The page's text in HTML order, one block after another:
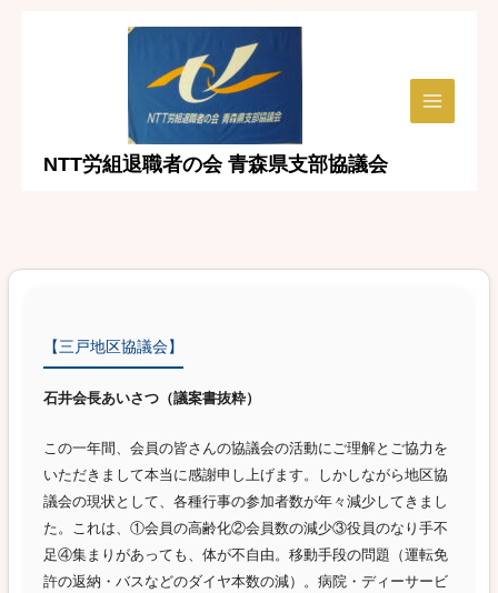
NTT労組退職者の会 青森県支部協議会
Main
【三戸地区協議会】
石井会長あいさつ（議案書抜粋）
この一年間、会員の皆さんの協議会の活動にご理解とご協力を
いただきまして本当に感謝申し上げます。しかしながら地区協
議会の現状として、各種行事の参加者数が年々減少してきまし
た。これは、①会員の高齢化②会員数の減少③役員のなり手不
足④集まりがあっても、体が不自由。移動手段の問題（運転免
許の返納・バスなどのダイヤ本数の減）。病院・ディーサービ